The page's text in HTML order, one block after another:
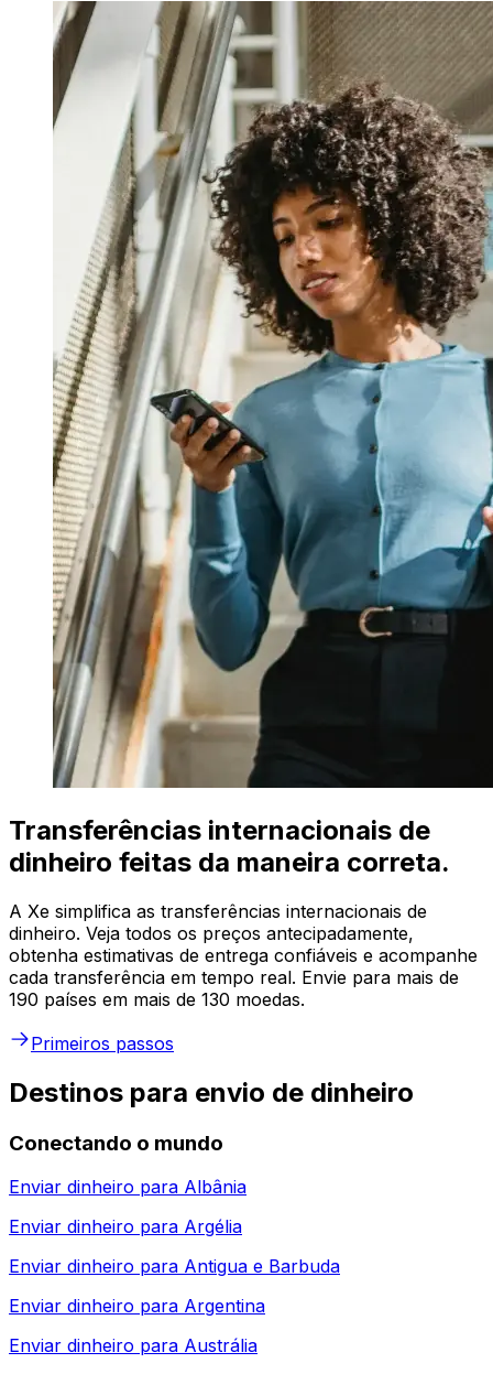
Transferências internacionais de
dinheiro feitas da maneira correta.
A Xe simplifica as transferências internacionais de
dinheiro. Veja todos os preços antecipadamente,
obtenha estimativas de entrega confiáveis e acompanhe
cada transferência em tempo real. Envie para mais de
190 países em mais de 130 moedas.
Primeiros passos
Destinos para envio de dinheiro
Conectando o mundo
Enviar dinheiro para Albânia
Enviar dinheiro para Argélia
Enviar dinheiro para Antigua e Barbuda
Enviar dinheiro para Argentina
Enviar dinheiro para Austrália